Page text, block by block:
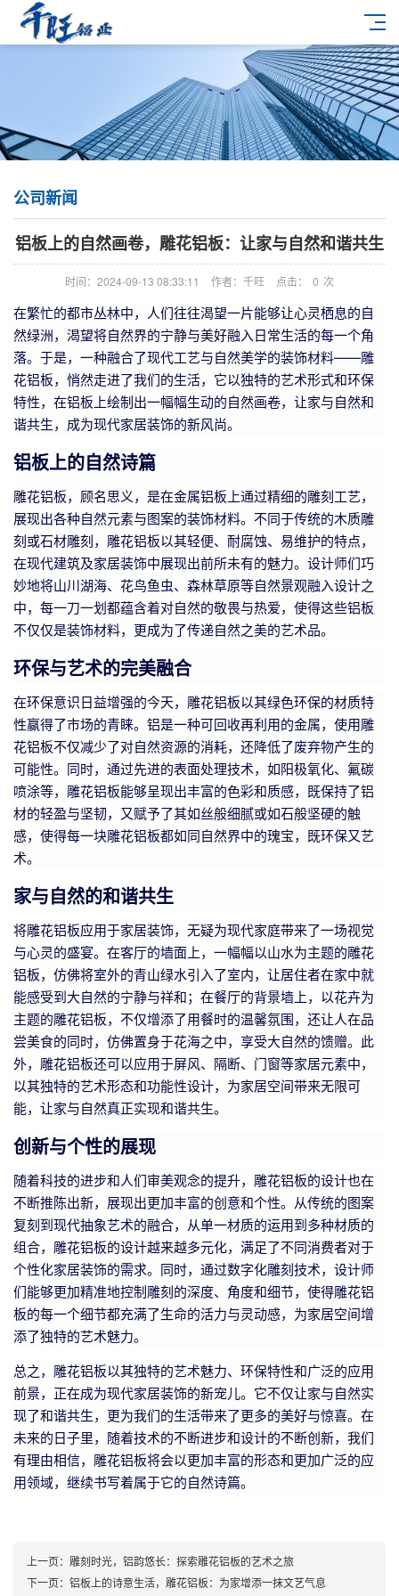
公司新闻
铝板上的自然画卷，雕花铝板：让家与自然和谐共生
时间：2024-09-13 08:33:11 作者：千旺 点击： 0 次
在繁忙的都市丛林中，人们往往渴望一片能够让心灵栖息的自
然绿洲，渴望将自然界的宁静与美好融入日常生活的每一个角
落。于是，一种融合了现代工艺与自然美学的装饰材料——雕
花铝板，悄然走进了我们的生活，它以独特的艺术形式和环保
特性，在铝板上绘制出一幅幅生动的自然画卷，让家与自然和
谐共生，成为现代家居装饰的新风尚。
铝板上的自然诗篇
雕花铝板，顾名思义，是在金属铝板上通过精细的雕刻工艺，
展现出各种自然元素与图案的装饰材料。不同于传统的木质雕
刻或石材雕刻，雕花铝板以其轻便、耐腐蚀、易维护的特点，
在现代建筑及家居装饰中展现出前所未有的魅力。设计师们巧
妙地将山川湖海、花鸟鱼虫、森林草原等自然景观融入设计之
中，每一刀一划都蕴含着对自然的敬畏与热爱，使得这些铝板
不仅仅是装饰材料，更成为了传递自然之美的艺术品。
环保与艺术的完美融合
在环保意识日益增强的今天，雕花铝板以其绿色环保的材质特
性赢得了市场的青睐。铝是一种可回收再利用的金属，使用雕
花铝板不仅减少了对自然资源的消耗，还降低了废弃物产生的
可能性。同时，通过先进的表面处理技术，如阳极氧化、氟碳
喷涂等，雕花铝板能够呈现出丰富的色彩和质感，既保持了铝
材的轻盈与坚韧，又赋予了其如丝般细腻或如石般坚硬的触
感，使得每一块雕花铝板都如同自然界中的瑰宝，既环保又艺
术。
家与自然的和谐共生
将雕花铝板应用于家居装饰，无疑为现代家庭带来了一场视觉
与心灵的盛宴。在客厅的墙面上，一幅幅以山水为主题的雕花
铝板，仿佛将室外的青山绿水引入了室内，让居住者在家中就
能感受到大自然的宁静与祥和；在餐厅的背景墙上，以花卉为
主题的雕花铝板，不仅增添了用餐时的温馨氛围，还让人在品
尝美食的同时，仿佛置身于花海之中，享受大自然的馈赠。此
外，雕花铝板还可以应用于屏风、隔断、门窗等家居元素中，
以其独特的艺术形态和功能性设计，为家居空间带来无限可
能，让家与自然真正实现和谐共生。
创新与个性的展现
随着科技的进步和人们审美观念的提升，雕花铝板的设计也在
不断推陈出新，展现出更加丰富的创意和个性。从传统的图案
复刻到现代抽象艺术的融合，从单一材质的运用到多种材质的
组合，雕花铝板的设计越来越多元化，满足了不同消费者对于
个性化家居装饰的需求。同时，通过数字化雕刻技术，设计师
们能够更加精准地控制雕刻的深度、角度和细节，使得雕花铝
板的每一个细节都充满了生命的活力与灵动感，为家居空间增
添了独特的艺术魅力。
总之，雕花铝板以其独特的艺术魅力、环保特性和广泛的应用
前景，正在成为现代家居装饰的新宠儿。它不仅让家与自然实
现了和谐共生，更为我们的生活带来了更多的美好与惊喜。在
未来的日子里，随着技术的不断进步和设计的不断创新，我们
有理由相信，雕花铝板将会以更加丰富的形态和更加广泛的应
用领域，继续书写着属于它的自然诗篇。
上一页： 雕刻时光，铝韵悠长：探索雕花铝板的艺术之旅
下一页： 铝板上的诗意生活，雕花铝板：为家增添一抹文艺气息